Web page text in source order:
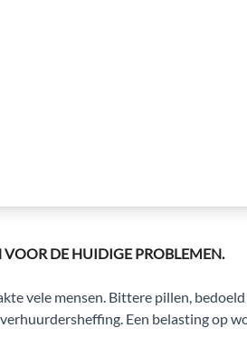
DE HUIDIGE PROBLEMEN.
vele mensen. Bittere pillen,
Een belasting op